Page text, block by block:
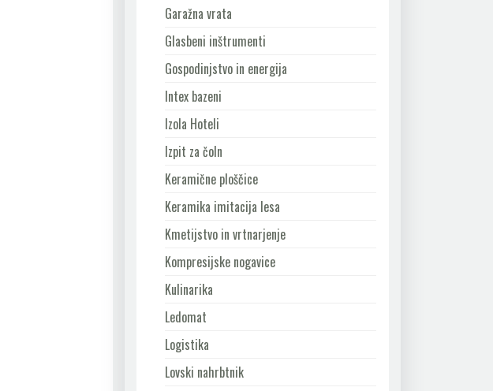
Garažna vrata
Glasbeni inštrumenti
Gospodinjstvo in energija
Intex bazeni
Izola Hoteli
Izpit za čoln
Keramične ploščice
Keramika imitacija lesa
Kmetijstvo in vrtnarjenje
Kompresijske nogavice
Kulinarika
Ledomat
Logistika
Lovski nahrbtnik